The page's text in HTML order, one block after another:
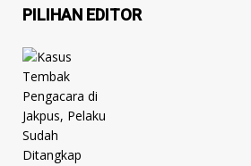
PILIHAN EDITOR